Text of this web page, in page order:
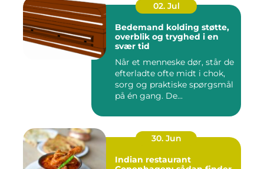
02. Jul
Bedemand kolding støtte,
overblik og tryghed i en
svær tid
Når et menneske dør, står de
efterladte ofte midt i chok,
sorg og praktiske spørgsmål
på én gang. De...
30. Jun
Indian restaurant